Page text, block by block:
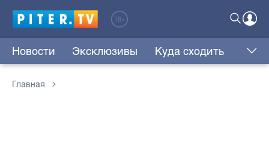
Новости Эксклюзивы Куда сходить
Главная